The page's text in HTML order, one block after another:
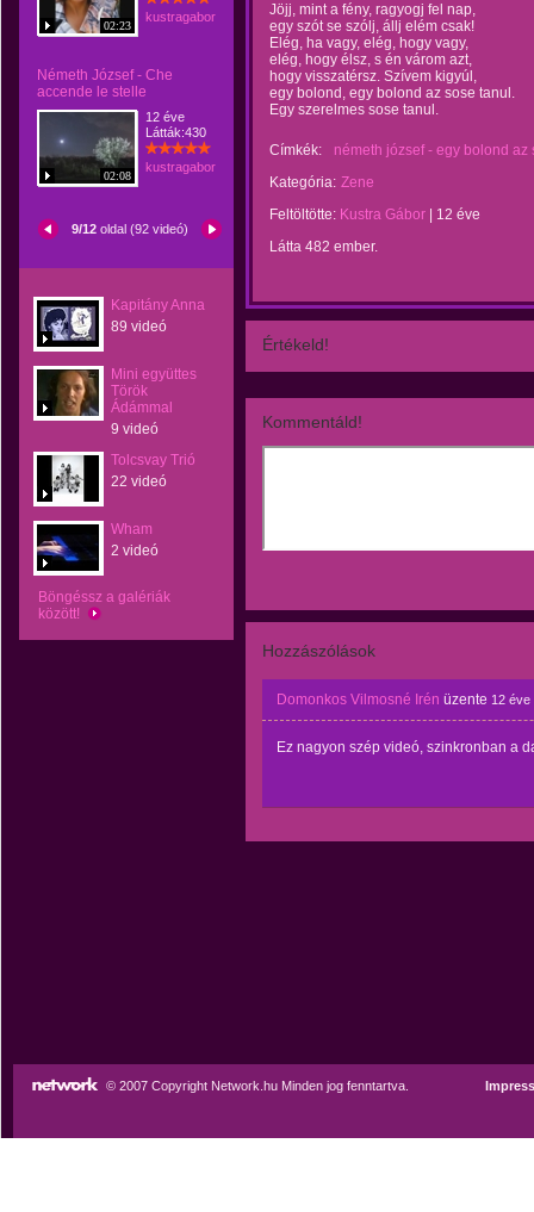
02:23
kustragabor
Németh József - Che
accende le stelle
02:08
12 éve
Látták:430
kustragabor
9/12 oldal (92 videó)
Kapitány Anna
89 videó
Mini együttes
Török
Ádámmal
9 videó
Tolcsvay Trió
22 videó
Wham
2 videó
Böngéssz a galériák
között!
Jöjj, mint a fény, ragyogj fel nap,
egy szót se szólj, állj elém csak!
Elég, ha vagy, elég, hogy vagy,
elég, hogy élsz, s én várom azt,
hogy visszatérsz. Szívem kigyúl,
egy bolond, egy bolond az sose tanul.
Egy szerelmes sose tanul.
Címkék:
németh józsef - egy bolond az
Kategória: Zene
Feltöltötte: Kustra Gábor
12 éve
Látta 482 ember.
Értékeld!
Kommentáld!
Hozzászólások
Domonkos Vilmosné Irén üzente 12 éve
Ez nagyon szép videó, szinkronban a
© 2007 Copyright Network.hu Minden jog fenntartva.